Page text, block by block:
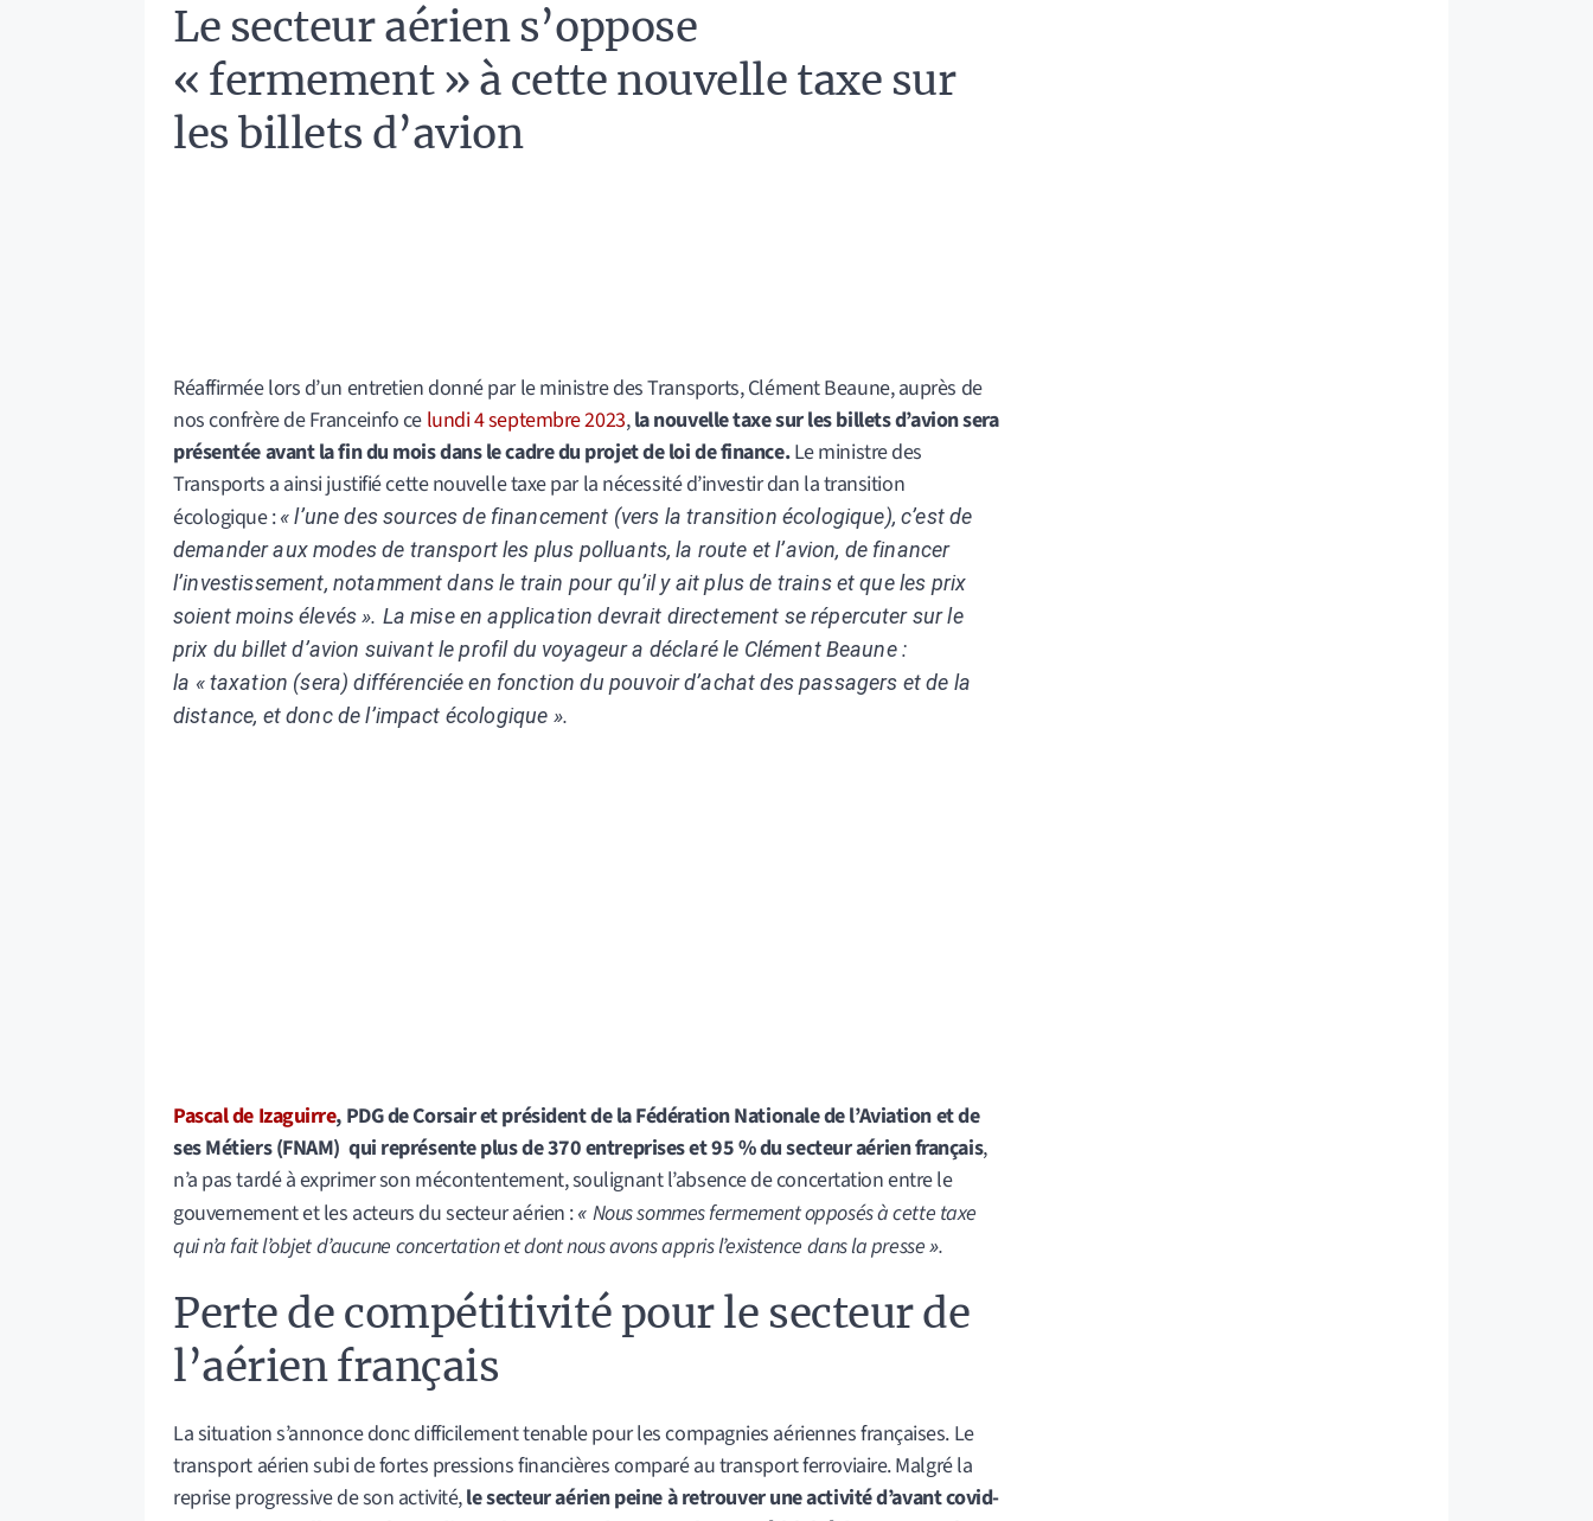
Le secteur aérien s’oppose
« fermement » à cette nouvelle taxe sur
les billets d’avion
demander aux modes de transport les plus polluants, la route et l’avion, de financer
l’investissement, notamment dans le train pour qu’il y ait plus de trains et que les prix
soient moins élevés ». La mise en application devrait directement se répercuter sur le
prix du billet d’avion suivant le profil du voyageur a déclaré le Clément Beaune :
la« taxation (sera) différenciée en fonction du pouvoir d’achat des passagers et de la
distance, et donc de l’impact écologique ».
Perte de compétitivité pour le secteur de
l’aérien français
transport aérien subi de fortes pressions financières comparé au transport ferroviaire. Malgré la
reprise progressive de son activité,
le secteur aérien peine à retrouver une activité d’avant covid-
19. Cette nouvelle taxe risque d’entacher encore davantage la compétitivité des compagnies
énormément de taxes et de redevances contrairement à ce qui est dit ».En effet, bien qu’il n’y ait
pas de taxe sur le kérosène, si l’on cumule l’ensemble des taxes qui existent déjà, celles-ci
représentent près « de la moitié du prix d’un billet d’avion » (TVA, taxe de l’aviation civile, taxe de de